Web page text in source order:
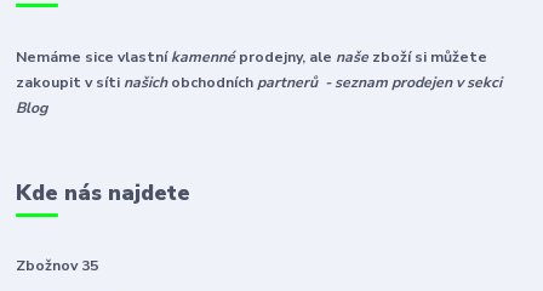
Nemáme sice vlastníkamennéprodejny, ale naše zboží si můžete
zakoupit v síti našichobchodních partnerů - seznam prodejen v sekci
Blog
Kde nás najdete
Zbožnov 35